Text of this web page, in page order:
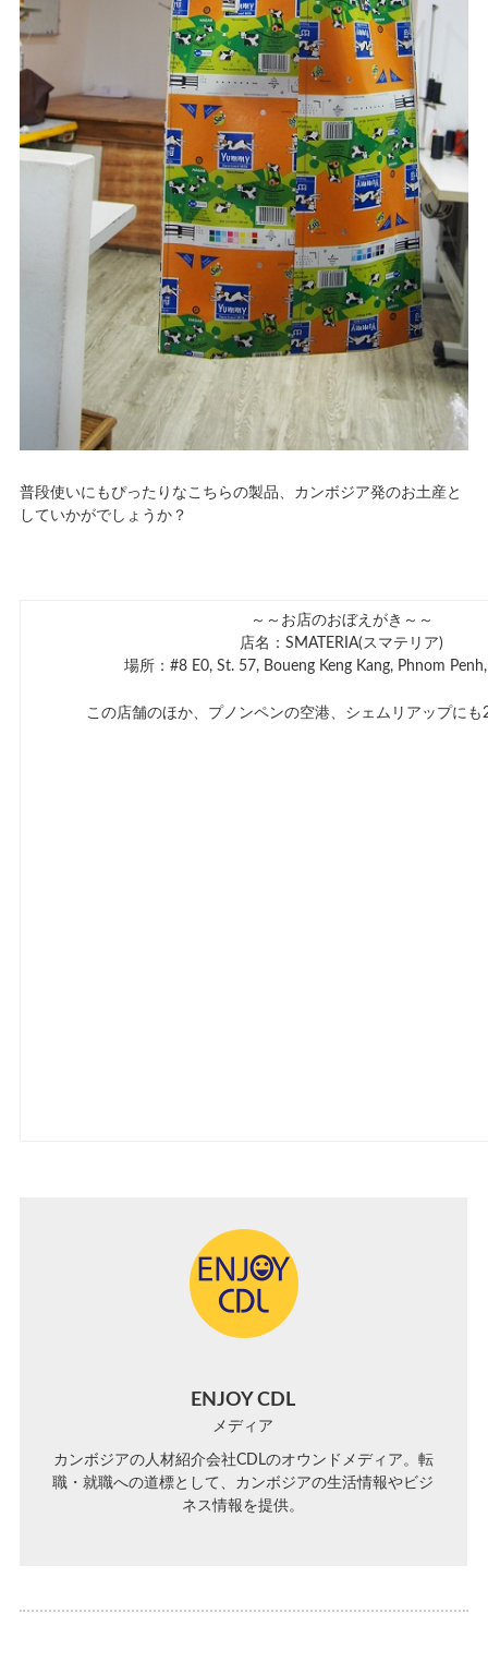
普段使いにもぴったりなこちらの製品、カンボジア発のお土産と
していかがでしょうか？
～～お店のおぼえがき～～
店名：SMATERIA(スマテリア)
場所：#8 E0, St. 57, Boueng Keng Kang, Phnom
この店舗のほか、プノンペンの空港、シェムリアップにも
ENJOY CDL
メディア
カンボジアの人材紹介会社CDLのオウンドメディア。転
職・就職への道標として、カンボジアの生活情報やビジ
ネス情報を提供。